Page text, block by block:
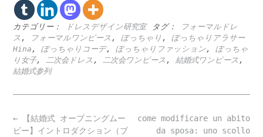
カテゴリー： ドレスデザイン研究室 タグ：
フォーマルドレ
ス , フォーマルワンピース , ぽっちゃり , ぽっちゃりアラサー
Hina , ぽっちゃりコーデ, ぽっちゃりファッション, ぽっちゃ
り女子, 二次会ドレス , 二次会ワンピース , 結婚式ワンピース ,
結婚式参列
Post
navigation
come modificare un abito
da sposa: uno scollo
← 【結婚式 オープニングムー
ビー】イントロダクション（ブ